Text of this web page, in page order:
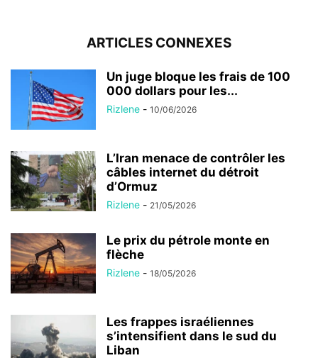
ARTICLES CONNEXES
Un juge bloque les frais de 100
000 dollars pour les...
Rizlene - 10/06/2026
L’Iran menace de contrôler les
câbles internet du détroit
d’Ormuz
Rizlene - 21/05/2026
Le prix du pétrole monte en
flèche
Rizlene - 18/05/2026
Les frappes israéliennes
s’intensifient dans le sud du
Liban